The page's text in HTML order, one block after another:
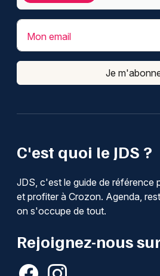
C'est quoi le JDS ?
JDS, c'est le guide de référence
et profiter à Crozon. Agenda,
on s'occupe de tout.
Rejoignez-nous
Mon email
Je